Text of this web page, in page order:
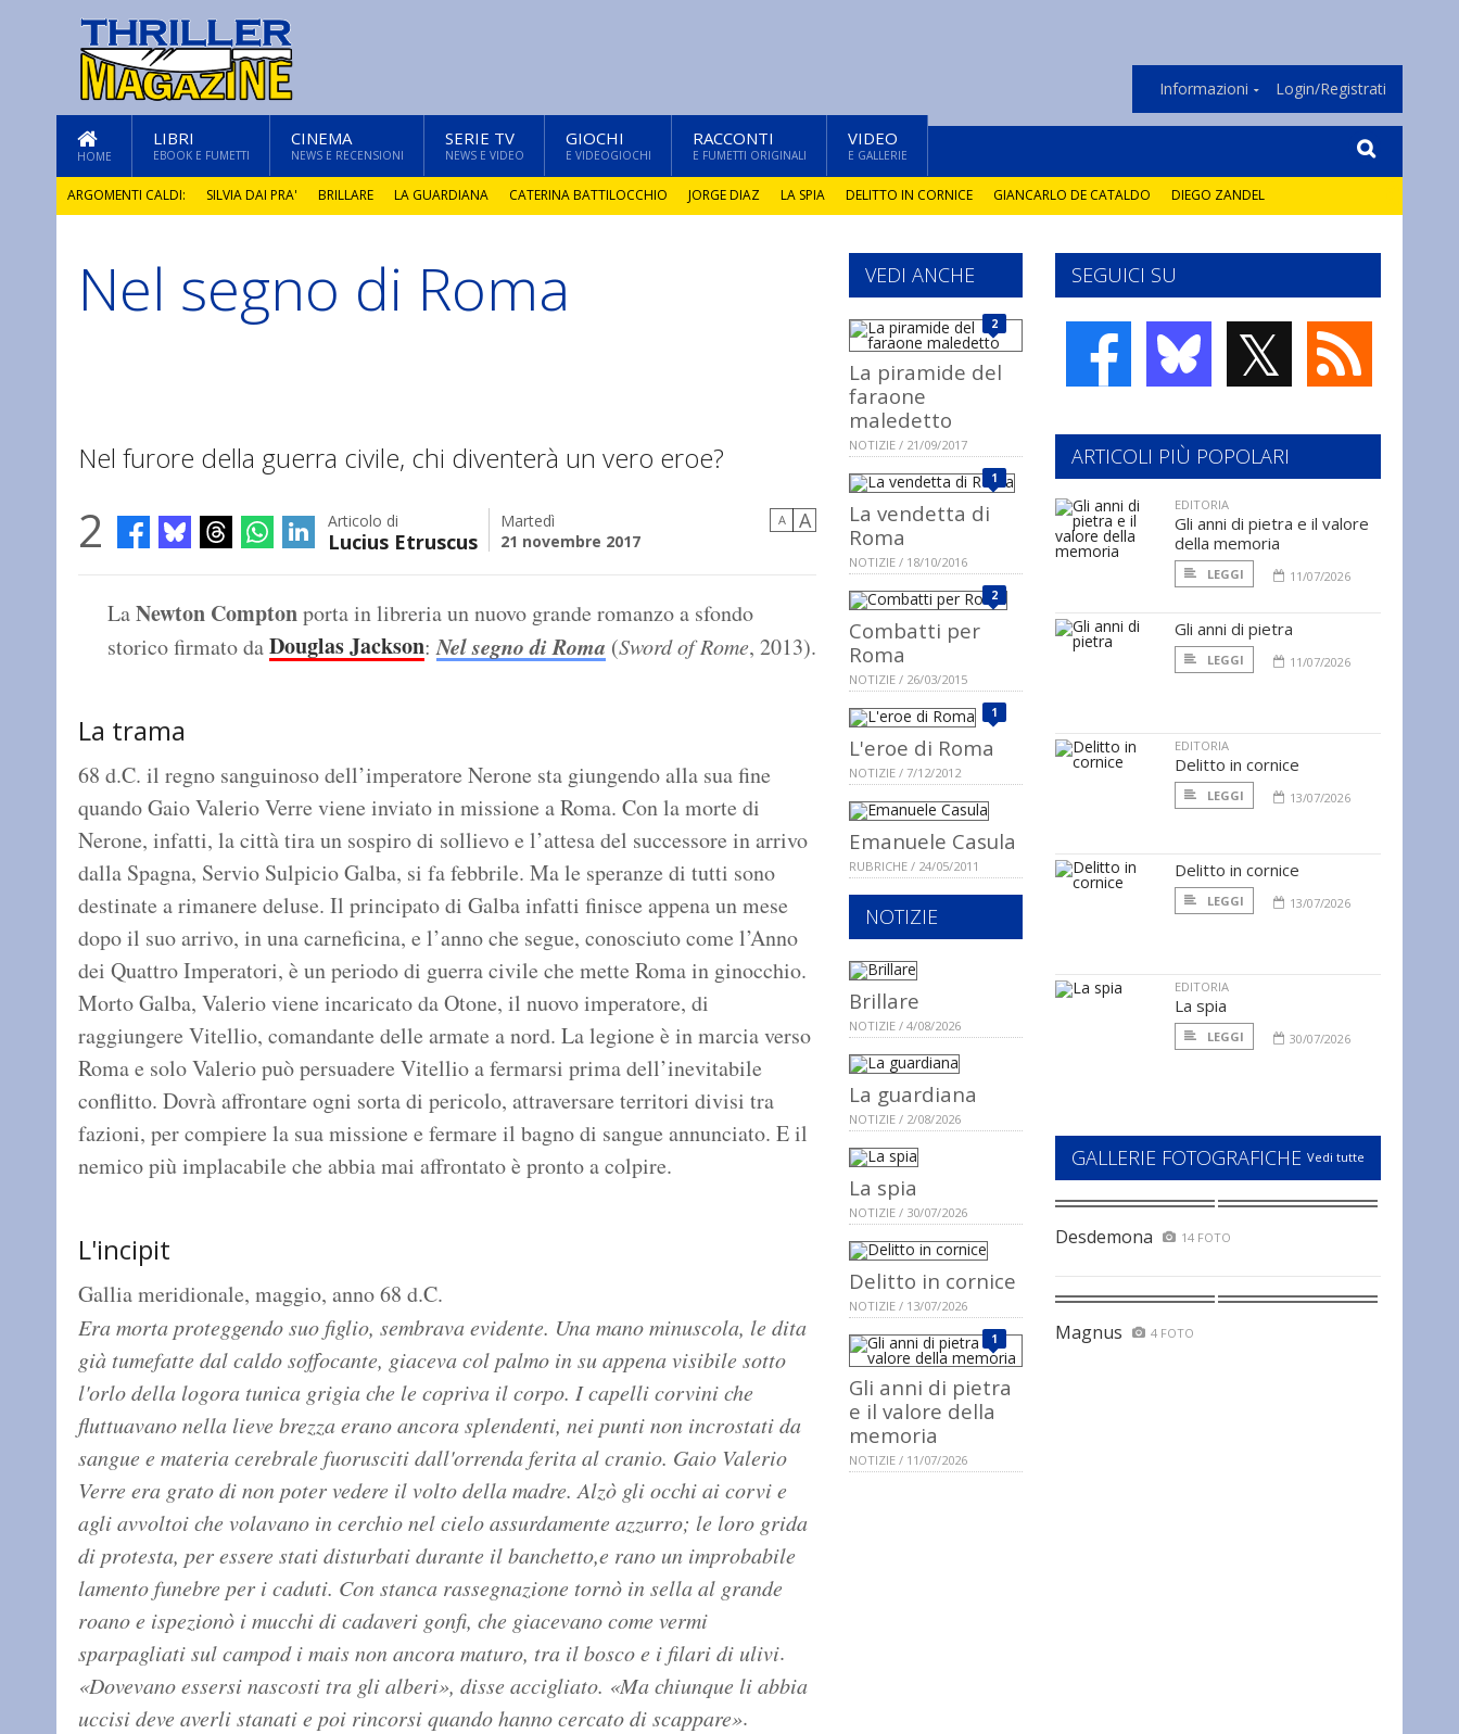
Informazioni Login/Registrati
HOME
LIBRI
EBOOK E FUMETTI
CINEMA
NEWS E RECENSIONI
SERIE TV
NEWS E VIDEO
GIOCHI
E VIDEOGIOCHI
RACCONTI
E FUMETTI ORIGINALI
VIDEO
E GALLERIE
ARGOMENTI CALDI: SILVIA DAI PRA' BRILLARE LA GUARDIANA CATERINA BATTILOCCHIO JORGE DIAZ LA SPIA DELITTO IN CORNICE GIANCARLO DE CATALDO DIEGO ZANDEL
GLI ANNI DI PIETRA
Nel segno di Roma
Nel furore della guerra civile, chi diventerà un vero eroe?
2 Articolo di
Lucius Etruscus
Martedì
21 novembre 2017
A A
LaNewton Comptonporta in libreria un nuovo grande romanzo a sfondo
storico firmato daDouglas Jackson:Nel segno di Roma (Sword of Rome, 2013).
La trama
68 d.C. il regno sanguinoso dell’imperatore Nerone sta giungendo alla sua fine
quando Gaio Valerio Verre viene inviato in missione a Roma. Con la morte di
Nerone, infatti, la città tira un sospiro di sollievo e l’attesa del successore in arrivo
dalla Spagna, Servio Sulpicio Galba, si fa febbrile. Ma le speranze di tutti sono
destinate a rimanere deluse. Il principato di Galba infatti finisce appena un mese
dopo il suo arrivo, in una carneficina, e l’anno che segue, conosciuto come l’Anno
dei Quattro Imperatori, è un periodo di guerra civile che mette Roma in ginocchio.
Morto Galba, Valerio viene incaricato da Otone, il nuovo imperatore, di
raggiungere Vitellio, comandante delle armate a nord. La legione è in marcia verso
Roma e solo Valerio può persuadere Vitellio a fermarsi prima dell’inevitabile
conflitto. Dovrà affrontare ogni sorta di pericolo, attraversare territori divisi tra
fazioni, per compiere la sua missione e fermare il bagno di sangue annunciato. E il
nemico più implacabile che abbia mai affrontato è pronto a colpire.
L'incipit
Gallia meridionale, maggio, anno 68 d.C.
Era morta proteggendo suo figlio, sembrava evidente. Una mano minuscola, le dita
già tumefatte dal caldo soffocante, giaceva col palmo in su appena visibile sotto
l'orlo della logora tunica grigia che le copriva il corpo. I capelli corvini che
fluttuavano nella lieve brezza erano ancora splendenti, nei punti non incrostati da
sangue e materia cerebrale fuorusciti dall'orrenda ferita al cranio. Gaio Valerio
Verre era grato di non poter vedere il volto della madre. Alzò gli occhi ai corvi e
agli avvoltoi che volavano in cerchio nel cielo assurdamente azzurro; le loro grida
di protesta, per essere stati disturbati durante il banchetto,e rano un improbabile
lamento funebre per i caduti. Con stanca rassegnazione tornò in sella al grande
roano e ispezionò i mucchi di cadaveri gonfi, che giacevano come vermi
sparpagliati sul campod i mais non ancora maturo, tra il bosco e i filari di ulivi.
«Dovevano essersi nascosti tra gli alberi», disse accigliato. «Ma chiunque li abbia
uccisi deve averli stanati e poi rincorsi quando hanno cercato di scappare».
SEGUICI SU
𝕏
VEDI ANCHE
2
La piramide del
faraone
maledetto
NOTIZIE / 21/09/2017
1
La vendetta di
Roma
NOTIZIE / 18/10/2016
2
Combatti per
Roma
NOTIZIE / 26/03/2015
1
L'eroe di Roma
NOTIZIE / 7/12/2012
Emanuele Casula
RUBRICHE / 24/05/2011
NOTIZIE
Brillare
NOTIZIE / 4/08/2026
La guardiana
NOTIZIE / 2/08/2026
La spia
NOTIZIE / 30/07/2026
Delitto in cornice
NOTIZIE / 13/07/2026
1
Gli anni di pietra
e il valore della
memoria
NOTIZIE / 11/07/2026
ARTICOLI PIÙ POPOLARI
EDITORIA
Gli anni di pietra e il valore
della memoria
LEGGI 11/07/2026
Gli anni di pietra
LEGGI 11/07/2026
EDITORIA
Delitto in cornice
LEGGI 13/07/2026
Delitto in cornice
LEGGI 13/07/2026
EDITORIA
La spia
LEGGI 30/07/2026
GALLERIE FOTOGRAFICHE Vedi tutte
Desdemona 14 FOTO
Magnus 4 FOTO